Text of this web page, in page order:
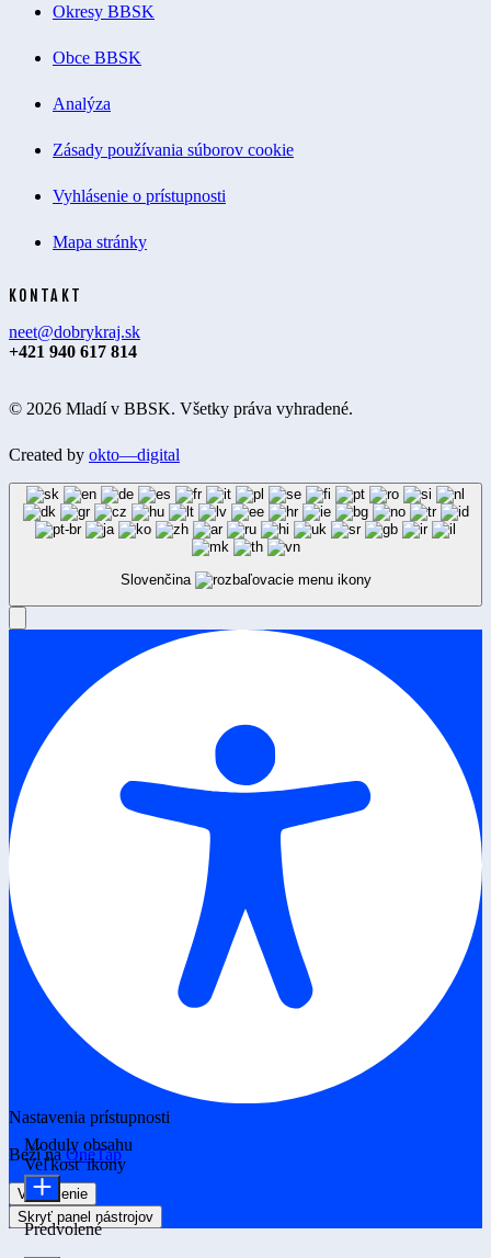
Okresy BBSK
Obce BBSK
Analýza
Zásady používania súborov cookie
Vyhlásenie o prístupnosti
Mapa stránky
KONTAKT
neet@dobrykraj.sk
+421 940 617 814
© 2026 Mladí v BBSK. Všetky práva vyhradené.
Created by okto—digital
Slovenčina
Nastavenia prístupnosti
Beží naOneTap
Vyhlásenie
Skryť panel nástrojov
Moduly obsahu
Veľkosť ikony
Predvolené